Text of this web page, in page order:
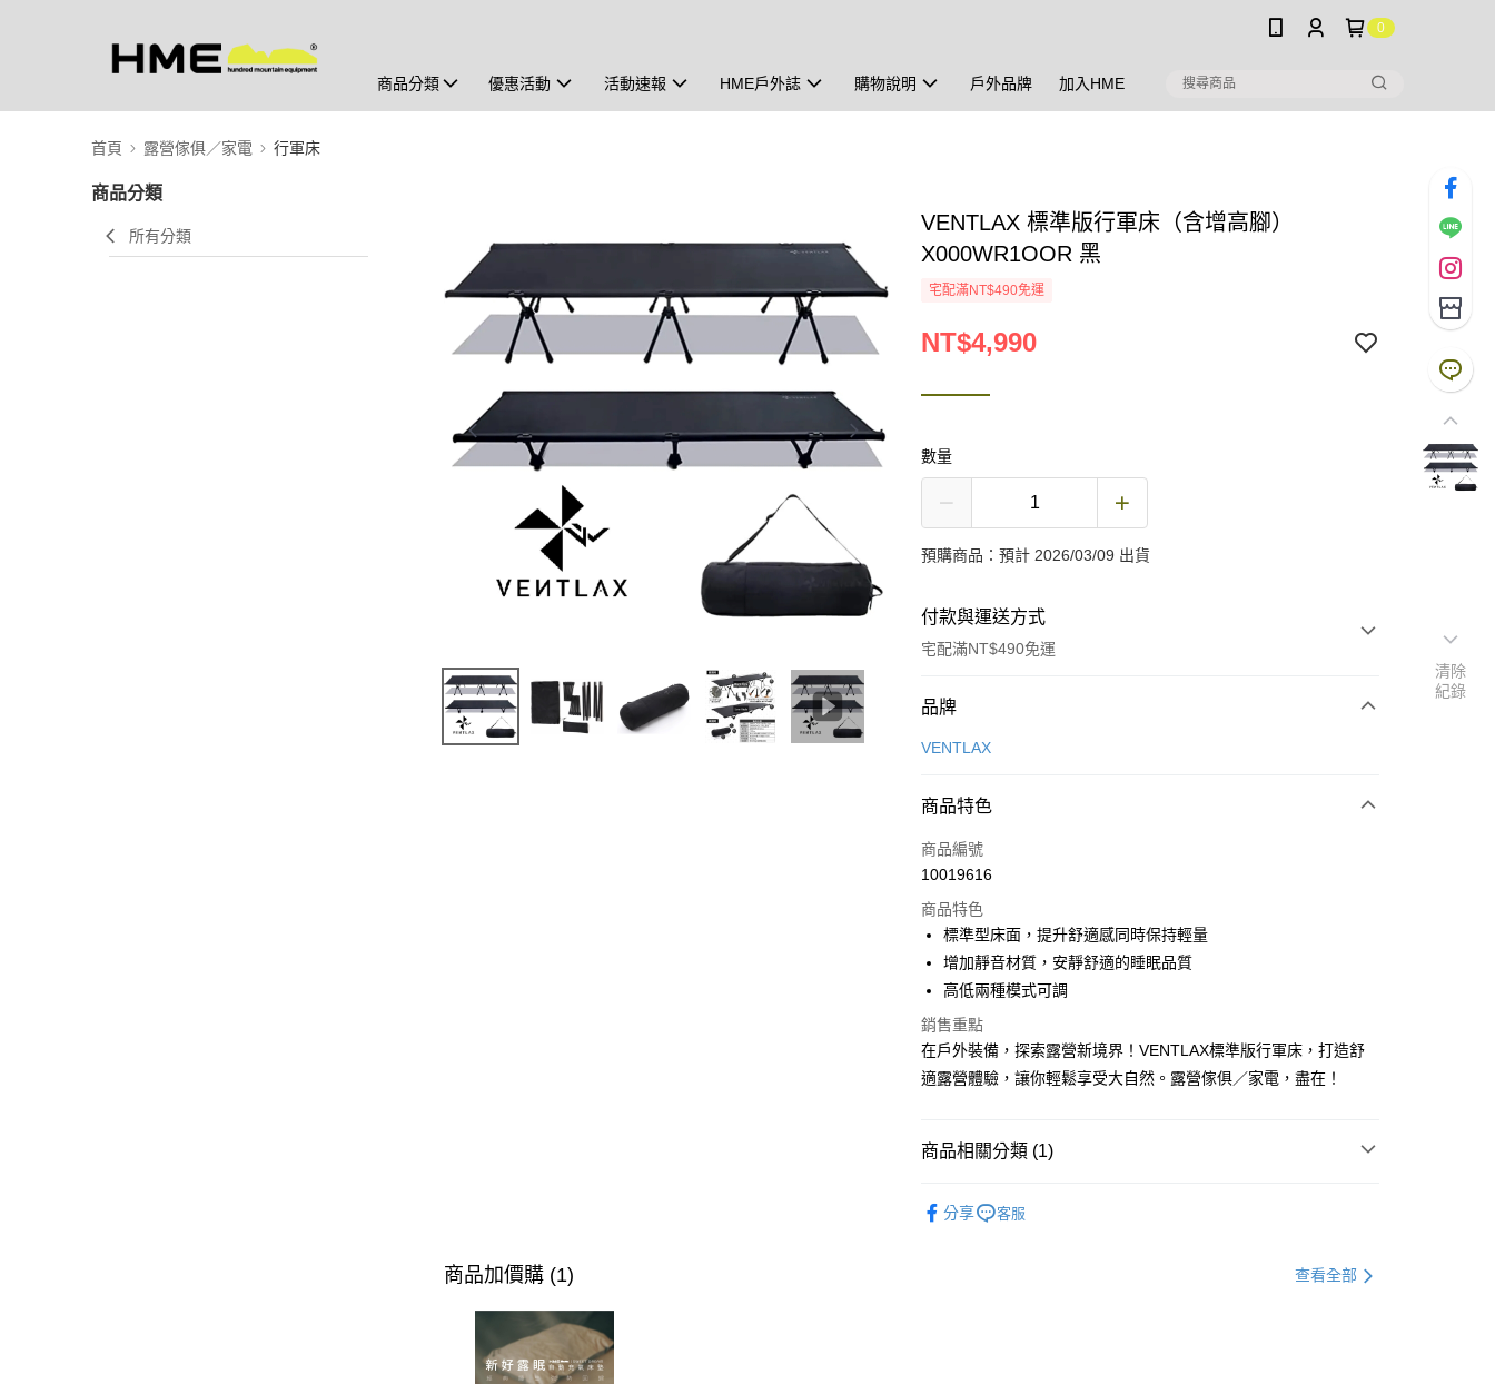
0
商品分類 優惠活動 活動速報 HME戶外誌 購物說明 戶外品牌 加入HME
首頁 露營傢俱／家電 行軍床
商品分類
所有分類
VENTLAX 標準版行軍床（含增高腳）
X000WR1OOR 黑
宅配滿NT$490免運
NT$4,990
數量
預購商品：預計 2026/03/09 出貨
付款與運送方式
宅配滿NT$490免運
付款方式
信用卡一次付款
合作金庫商業銀行
華南商業銀行
上海商業儲蓄銀行
國泰世華商業銀行
兆豐國際商業銀行
臺灣中小企業銀行
台中商業銀行
聯邦商業銀行
元大商業銀行
玉山商業銀行
星展（台灣）商業銀行
台新國際商業銀行
中國信託商業銀行
LINE Pay
Apple Pay
ATM付款
運送方式
宅配
每筆NT$80，滿NT$490(含以上)免運費
每筆NT$80，滿NT$490(含以上)免運費
付款後門市自取
品牌
VENTLAX
商品特色
商品編號
10019616
商品特色
標準型床面，提升舒適感同時保持輕量
增加靜音材質，安靜舒適的睡眠品質
高低兩種模式可調
銷售重點
在戶外裝備，探索露營新境界！VENTLAX標準版行軍床，打造舒
適露營體驗，讓你輕鬆享受大自然。露營傢俱／家電，盡在！
商品相關分類 (1)
分享
客服
商品加價購 (1) 查看全部
清除
紀錄